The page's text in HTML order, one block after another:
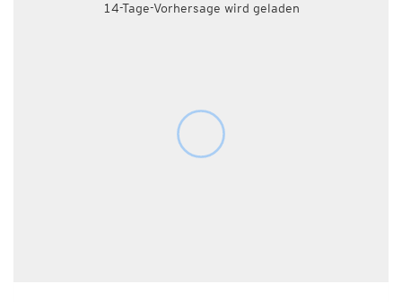
14-Tage-Vorhersage wird geladen